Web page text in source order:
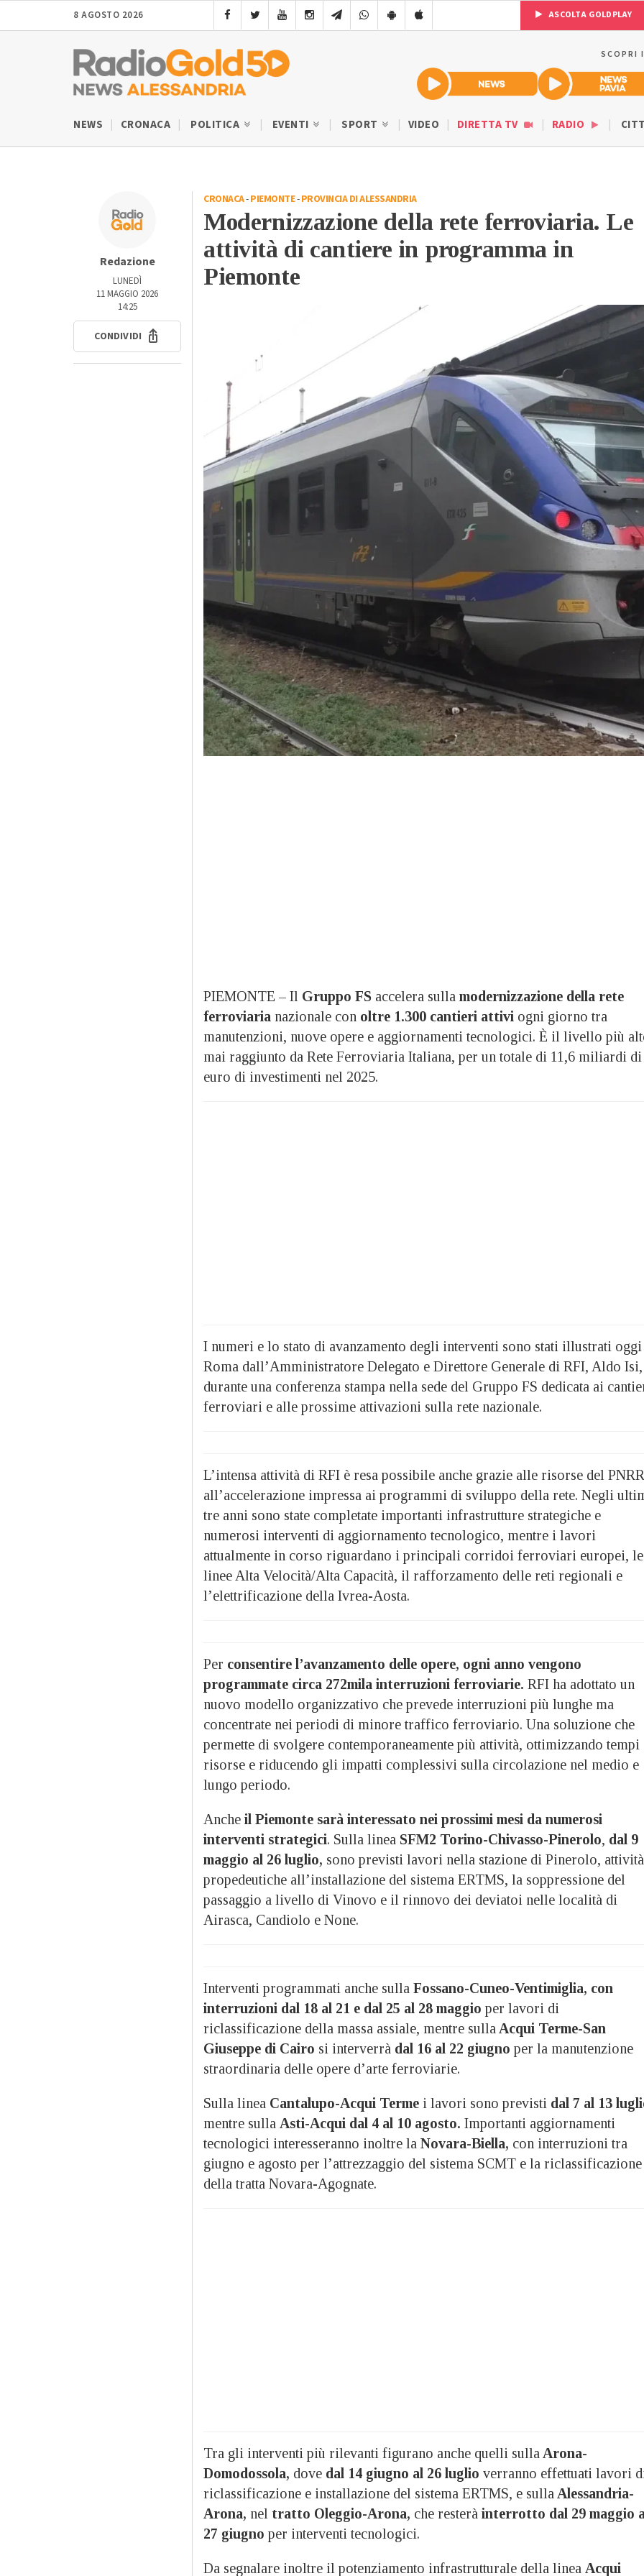
8 AGOSTO 2026 ASCOLTA GOLDPLAY
SCOPRI
NEWS CRONACA POLITICA EVENTI SPORT VIDEO DIRETTA TV RADIO
Redazione
LUNEDÌ
11 MAGGIO 2026
14:25
CONDIVIDI
CRONACA-PIEMONTE-PROVINCIA DI ALESSANDRIA
Modernizzazione della rete ferroviaria. Le
attività di cantiere in programma in
Piemonte
PIEMONTE – Il Gruppo FS accelera sulla modernizzazione della rete
ferroviaria nazionale con oltre 1.300 cantieri attivi ogni giorno tra
manutenzioni, nuove opere e aggiornamenti tecnologici. È il livello più
mai raggiunto da Rete Ferroviaria Italiana, per un totale di 11,6 miliardi di
euro di investimenti nel 2025.
I numeri e lo stato di avanzamento degli interventi sono stati illustrati oggi
Roma dall’Amministratore Delegato e Direttore Generale di RFI, Aldo Isi,
durante una conferenza stampa nella sede del Gruppo FS dedicata ai
ferroviari e alle prossime attivazioni sulla rete nazionale.
L’intensa attività di RFI è resa possibile anche grazie alle risorse del
all’accelerazione impressa ai programmi di sviluppo della rete. Negli
tre anni sono state completate importanti infrastrutture strategiche e
numerosi interventi di aggiornamento tecnologico, mentre i lavori
attualmente in corso riguardano i principali corridoi ferroviari europei, le
linee Alta Velocità/Alta Capacità, il rafforzamento delle reti regionali e
l’elettrificazione della Ivrea-Aosta.
Per consentire l’avanzamento delle opere, ogni anno vengono
programmate circa 272mila interruzioni ferroviarie. RFI ha adottato un
nuovo modello organizzativo che prevede interruzioni più lunghe ma
concentrate nei periodi di minore traffico ferroviario. Una soluzione che
permette di svolgere contemporaneamente più attività, ottimizzando tempi
risorse e riducendo gli impatti complessivi sulla circolazione nel medio e
lungo periodo.
Anche il Piemonte sarà interessato nei prossimi mesi da numerosi
interventi strategici. Sulla linea SFM2 Torino-Chivasso-Pinerolo, dal 9
maggio al 26 luglio, sono previsti lavori nella stazione di Pinerolo, attività
propedeutiche all’installazione del sistema ERTMS, la soppressione del
passaggio a livello di Vinovo e il rinnovo dei deviatoi nelle località di
Airasca, Candiolo e None.
Interventi programmati anche sulla Fossano-Cuneo-Ventimiglia, con
interruzioni dal 18 al 21 e dal 25 al 28 maggio per lavori di
riclassificazione della massa assiale, mentre sulla Acqui Terme-San
Giuseppe di Cairo si interverrà dal 16 al 22 giugno per la manutenzione
straordinaria delle opere d’arte ferroviarie.
Sulla linea Cantalupo-Acqui Terme i lavori sono previsti dal 7 al 13
mentre sulla Asti-Acqui dal 4 al 10 agosto. Importanti aggiornamenti
tecnologici interesseranno inoltre la Novara-Biella, con interruzioni tra
giugno e agosto per l’attrezzaggio del sistema SCMT e la riclassificazione
della tratta Novara-Agognate.
Tra gli interventi più rilevanti figurano anche quelli sulla Arona-
Domodossola, dove dal 14 giugno al 26 luglio verranno effettuati lavori
riclassificazione e installazione del sistema ERTMS, e sulla Alessandria-
Arona, nel tratto Oleggio-Arona, che resterà interrotto dal 29 maggio
27 giugno per interventi tecnologici.
Da segnalare inoltre il potenziamento infrastrutturale della linea Acqui